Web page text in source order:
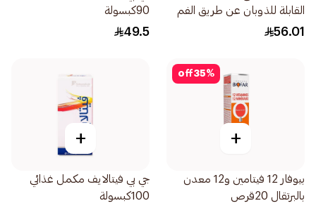
القابلة للذوبان عن طريق الفم
56.01
90كبسولة
49.5
35%
off
+
بيوفار 12 فيتامين و12 معدن
بالبرتقال 20قرص
+
جي بي فيتالايف مكمل غذائي
100كبسولة